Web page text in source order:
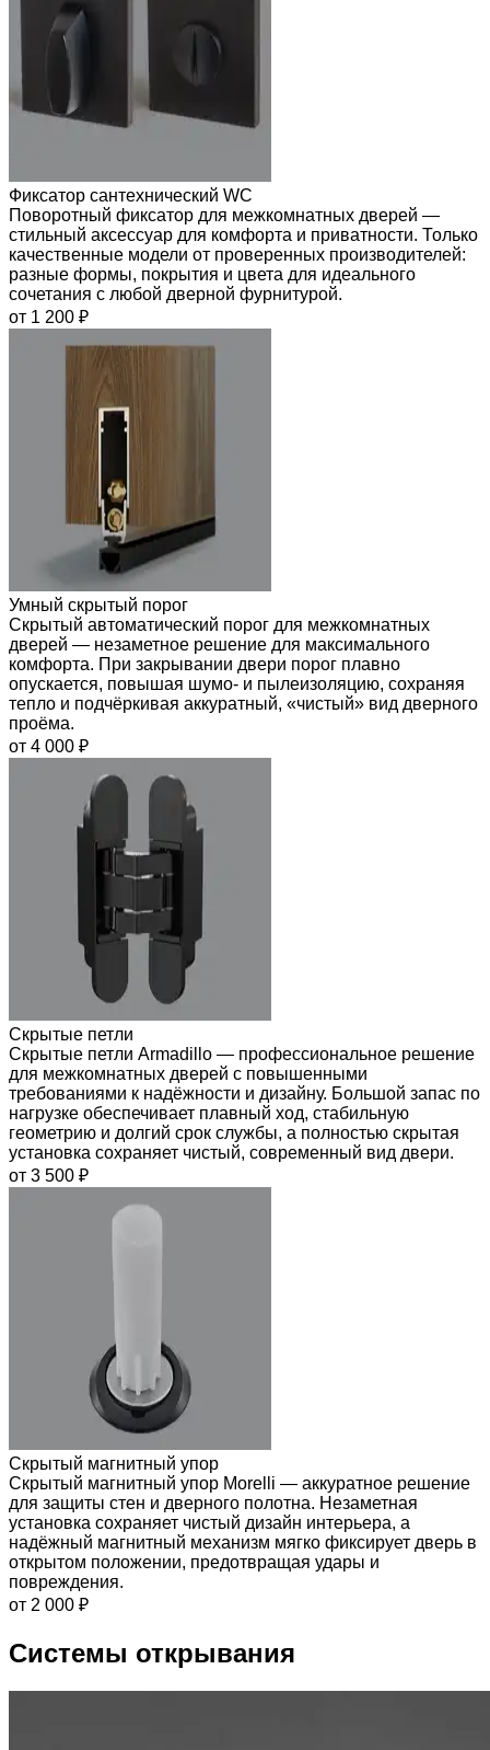
Фиксатор сантехнический WC
Поворотный фиксатор для межкомнатных дверей —
стильный аксессуар для комфорта и приватности. Только
качественные модели от проверенных производителей:
разные формы, покрытия и цвета для идеального
сочетания с любой дверной фурнитурой.
от 1 200 ₽
Умный скрытый порог
Скрытый автоматический порог для межкомнатных
дверей — незаметное решение для максимального
комфорта. При закрывании двери порог плавно
опускается, повышая шумо- и пылеизоляцию, сохраняя
тепло и подчёркивая аккуратный, «чистый» вид дверного
проёма.
от 4 000 ₽
Скрытые петли
Скрытые петли Armadillo — профессиональное решение
для межкомнатных дверей с повышенными
требованиями к надёжности и дизайну. Большой запас по
нагрузке обеспечивает плавный ход, стабильную
геометрию и долгий срок службы, а полностью скрытая
установка сохраняет чистый, современный вид двери.
от 3 500 ₽
Скрытый магнитный упор
Скрытый магнитный упор Morelli — аккуратное решение
для защиты стен и дверного полотна. Незаметная
установка сохраняет чистый дизайн интерьера, а
надёжный магнитный механизм мягко фиксирует дверь в
открытом положении, предотвращая удары и
повреждения.
от 2 000 ₽
Системы открывания